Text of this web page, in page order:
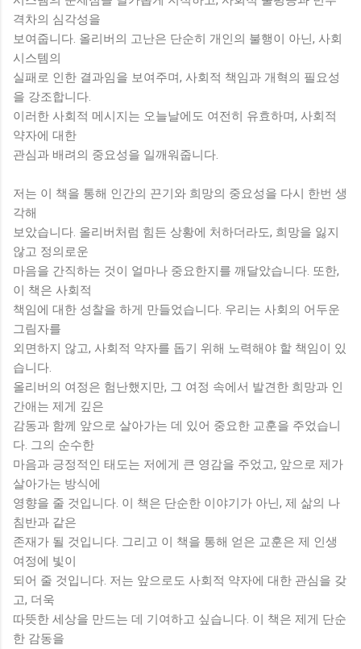
격차의 심각성을
보여줍니다. 올리버의 고난은 단순히 개인의 불행이 아닌, 사회
시스템의
실패로 인한 결과임을 보여주며, 사회적 책임과 개혁의 필요성
을 강조합니다.
이러한 사회적 메시지는 오늘날에도 여전히 유효하며, 사회적
약자에 대한
관심과 배려의 중요성을 일깨워줍니다.
저는 이 책을 통해 인간의 끈기와 희망의 중요성을 다시 한번 생
각해
보았습니다. 올리버처럼 힘든 상황에 처하더라도, 희망을 잃지
않고 정의로운
마음을 간직하는 것이 얼마나 중요한지를 깨달았습니다. 또한,
이 책은 사회적
책임에 대한 성찰을 하게 만들었습니다. 우리는 사회의 어두운
그림자를
외면하지 않고, 사회적 약자를 돕기 위해 노력해야 할 책임이 있
습니다.
올리버의 여정은 험난했지만, 그 여정 속에서 발견한 희망과 인
간애는 제게 깊은
감동과 함께 앞으로 살아가는 데 있어 중요한 교훈을 주었습니
다. 그의 순수한
마음과 긍정적인 태도는 저에게 큰 영감을 주었고, 앞으로 제가
살아가는 방식에
영향을 줄 것입니다. 이 책은 단순한 이야기가 아닌, 제 삶의 나
침반과 같은
존재가 될 것입니다. 그리고 이 책을 통해 얻은 교훈은 제 인생
여정에 빛이
되어 줄 것입니다. 저는 앞으로도 사회적 약자에 대한 관심을 갖
고, 더욱
따뜻한 세상을 만드는 데 기여하고 싶습니다. 이 책은 제게 단순
한 감동을